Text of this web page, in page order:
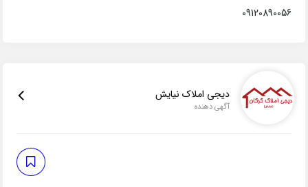
09120890056
دیجی املاک نیایش
آگهی دهنده